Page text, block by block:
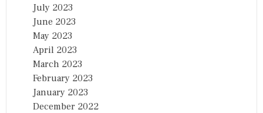
July 2023
June 2023
May 2023
April 2023
March 2023
February 2023
January 2023
December 2022